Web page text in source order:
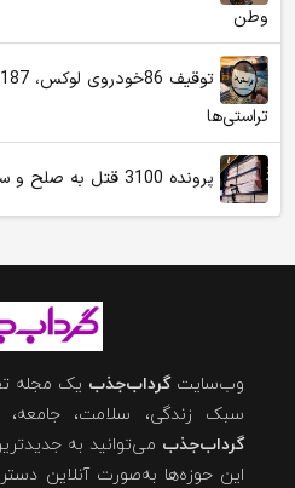
وطن
تراستی‌ها
پرونده 3100 قتل به صلح و سازش ختم شد
وب‌سایتگرداب‌جذب یک مجله
سبک زندگی، سلامت،
گرداب‌جذب می‌توانید به
این حوزه‌ها به‌صورت آنلاین